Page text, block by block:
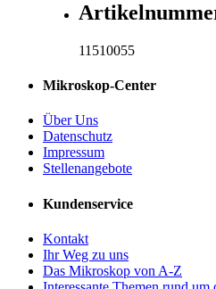
11510055
Mikroskop-Center
Über Uns
Datenschutz
Impressum
Stellenangebote
Kundenservice
Kontakt
Ihr Weg zu uns
Das Mikroskop von A-Z